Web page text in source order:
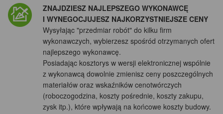
ZNAJDZIESZ NAJLEPSZEGO WYKONAWCĘ
I WYNEGOCJUJESZ NAJKORZYSTNIEJSZE CENY
Wysyłając "przedmiar robót" do kilku firm
wykonawczych, wybierzesz spośród otrzymanych ofert
najlepszego wykonawcę.
Posiadając kosztorys w wersji elektronicznej wspólnie
z wykonawcą dowolnie zmienisz ceny poszczególnych
materiałów oraz wskaźników cenotwórczych
(roboczogodzina, koszty pośrednie, koszty zakupu,
zysk itp.), które wpływają na końcowe koszty budowy.